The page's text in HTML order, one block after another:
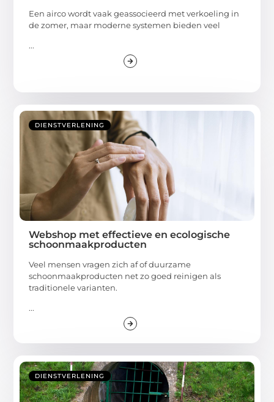
Een airco wordt vaak geassocieerd met verkoeling in
de zomer, maar moderne systemen bieden veel
...
DIENSTVERLENING
Webshop met effectieve en ecologische
schoonmaakproducten
Veel mensen vragen zich af of duurzame
schoonmaakproducten net zo goed reinigen als
traditionele varianten.
...
DIENSTVERLENING